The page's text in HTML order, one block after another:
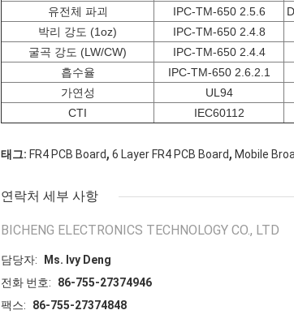
유전체 파괴
IPC-TM-650 2.5.6
박리 강도 (1oz)
IPC-TM-650 2.4.8
굴곡 강도 (LW/CW)
IPC-TM-650 2.4.4
흡수율
IPC-TM-650 2.6.2.1
가연성
UL94
CTI
IEC60112
태그: FR4 PCB Board, 6 Layer FR4 PCB Board, Mobile
연락처 세부 사항
BICHENG ELECTRONICS TECHNOLOGY CO., LTD
담당자:
Ms. Ivy Deng
전화 번호:
86-755-27374946
팩스:
86-755-27374848